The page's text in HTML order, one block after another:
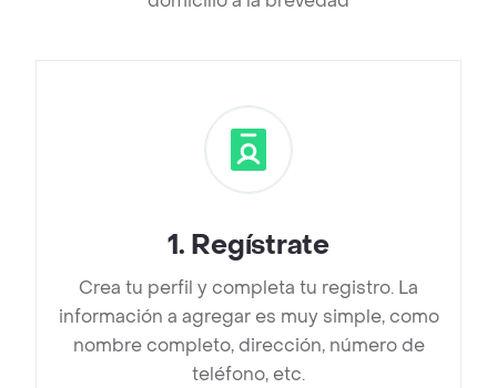
1. Regístrate
Crea tu perfil y completa tu registro. La
información a agregar es muy simple, como
nombre completo, dirección, número de
teléfono, etc.